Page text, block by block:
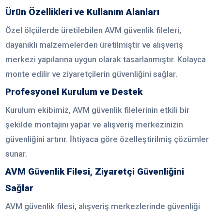
Ürün Özellikleri ve Kullanım Alanları
Özel ölçülerde üretilebilen AVM güvenlik fileleri,
dayanıklı malzemelerden üretilmiştir ve alışveriş
merkezi yapılarına uygun olarak tasarlanmıştır. Kolayca
monte edilir ve ziyaretçilerin güvenliğini sağlar.
Profesyonel Kurulum ve Destek
Kurulum ekibimiz, AVM güvenlik filelerinin etkili bir
şekilde montajını yapar ve alışveriş merkezinizin
güvenliğini artırır. İhtiyaca göre özelleştirilmiş çözümler
sunar.
AVM Güvenlik Filesi, Ziyaretçi Güvenliğini
Sağlar
AVM güvenlik filesi, alışveriş merkezlerinde güvenliği